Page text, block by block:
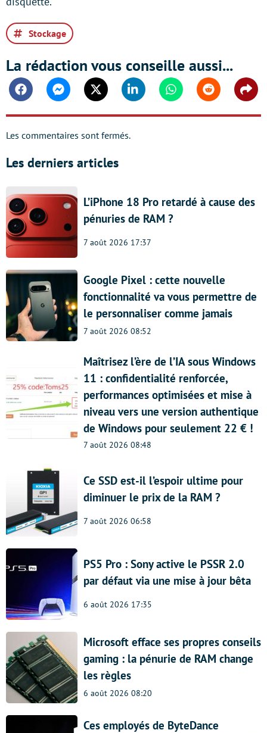
Stockage
La rédaction vous conseille aussi...
FacebookMessengerTwitter Linkedin WhatsappReddit
Les commentaires sont fermés.
Les derniers articles
L’iPhone 18 Pro retardé à cause des
pénuries de RAM ?
7 août 2026 17:37
Google Pixel : cette nouvelle
fonctionnalité va vous permettre de
le personnaliser comme jamais
7 août 2026 08:52
Maîtrisez l’ère de l’IA sous Windows
11 : confidentialité renforcée,
performances optimisées et mise à
niveau vers une version authentique
de Windows pour seulement 22 € !
7 août 2026 08:48
Ce SSD est-il l’espoir ultime pour
diminuer le prix de la RAM ?
7 août 2026 06:58
PS5 Pro : Sony active le PSSR 2.0
par défaut via une mise à jour bêta
6 août 2026 17:35
Microsoft efface ses propres conseils
gaming : la pénurie de RAM change
les règles
6 août 2026 08:20
Ces employés de ByteDance